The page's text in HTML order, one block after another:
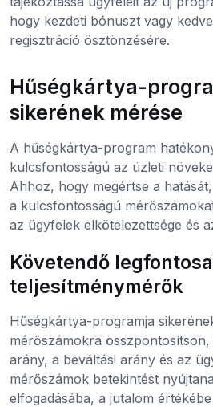
hogy kezdeti bónuszt vagy
regisztráció ösztönzésére.
Hűségkártya-
sikerének mérése
A hűségkártya-program
kulcsfontosságú az üzleti
Ahhoz, hogy megértse a
a kulcsfontosságú
az ügyfelek elkötelezettsége és
Követendő
teljesítménymérők
Hűségkártya-programja
mérőszámokra
arány, a beváltási arány és az
mérőszámok betekintést
elfogadásába, a jutalom